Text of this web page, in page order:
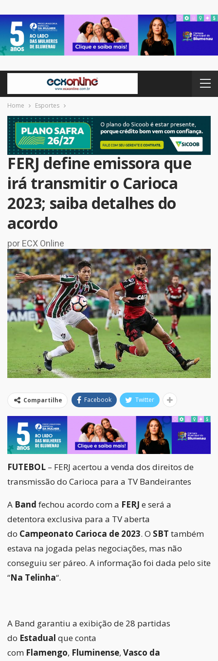
Home Esportes
FERJ define emissora que
irá transmitir o Carioca
2023; saiba detalhes do
acordo
por ECX Online
Compartilhe Facebook Twitter
FUTEBOL – FERJ acertou a venda dos direitos de
transmissão do Carioca para a TV Bandeirantes
A Band fechou acordo com a FERJ e será a
detentora exclusiva para a TV aberta
do Campeonato Carioca de 2023. O SBT também
estava na jogada pelas negociações, mas não
conseguiu ser páreo. A informação foi dada pelo site
“Na Telinha“.
A Band garantiu a exibição de 28 partidas
do Estadual que conta
com Flamengo, Fluminense, Vasco da